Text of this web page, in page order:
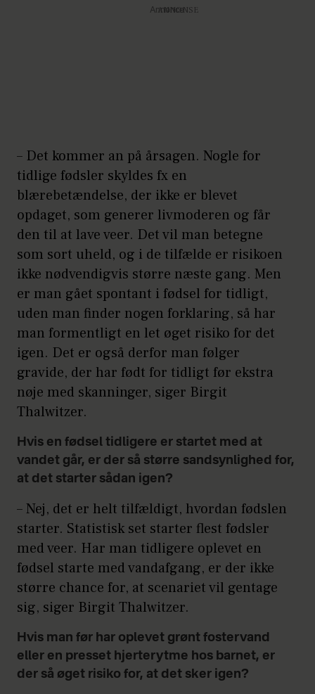
Annonce
– Det kommer an på årsagen. Nogle for
tidlige fødsler skyldes fx en
blærebetændelse, der ikke er blevet
opdaget, som generer livmoderen og får
den til at lave veer. Det vil man betegne
som sort uheld, og i de tilfælde er risikoen
ikke nødvendigvis større næste gang. Men
er man gået spontant i fødsel for tidligt,
uden man finder nogen forklaring, så har
man formentligt en let øget risiko for det
igen. Det er også derfor man følger
gravide, der har født for tidligt før ekstra
nøje med skanninger, siger Birgit
Thalwitzer.
Hvis en fødsel tidligere er startet med at
vandet går, er der så større sandsynlighed for,
at det starter sådan igen?
– Nej, det er helt tilfældigt, hvordan fødslen
starter. Statistisk set starter flest fødsler
med veer. Har man tidligere oplevet en
fødsel starte med vandafgang, er der ikke
større chance for, at scenariet vil gentage
sig, siger Birgit Thalwitzer.
Hvis man før har oplevet grønt fostervand
eller en presset hjerterytme hos barnet, er
der så øget risiko for, at det sker igen?